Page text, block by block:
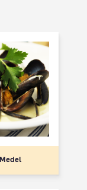
Medel